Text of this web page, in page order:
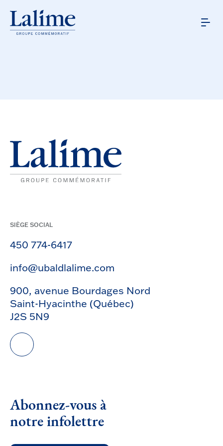
SIÈGE SOCIAL
450 774-6417
info@ubaldlalime.com
900, avenue Bourdages Nord
Saint-Hyacinthe (Québec)
J2S 5N9
Abonnez-vous à
notre infolettre